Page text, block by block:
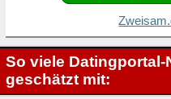
So viele
geschätzt mit: